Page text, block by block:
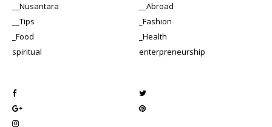
__Nusantara
__Abroad
__Tips
_Fashion
_Food
_Health
spiritual
enterpreneurship